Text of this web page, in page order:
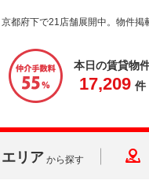
都府下で21店舗展開中。物件掲
本日の賃貸物
17,209 件
エリア から探す